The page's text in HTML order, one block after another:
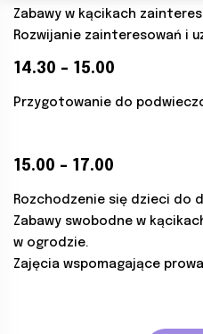
Zabawy w kącikach
Rozwijanie zainteresowań i
14.30 – 15.00
Przygotowanie do
15.00 – 17.00
Rozchodzenie się dzieci do
Zabawy swobodne w
w ogrodzie.
Zajęcia wspomagające